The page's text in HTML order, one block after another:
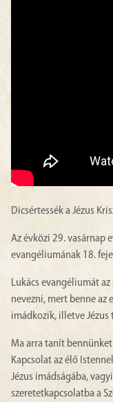
Dicsértessék a Jézus
Az évközi 29. vasárnap
evangéliumának 18.
Lukács evangéliumát
nevezni, mert benne az
imádkozik, illetve
Ma arra tanít
Kapcsolat az élő
Jézus imádságába,
szeretetkapcsolatba a